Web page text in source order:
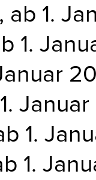
1.
1.
1.
1.